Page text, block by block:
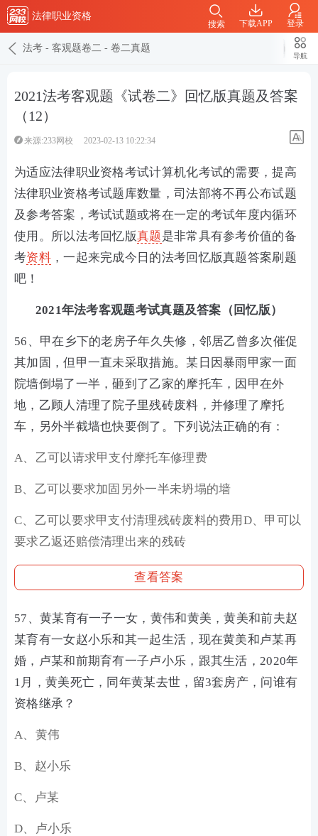
法律职业资格
下载APP 登录
搜索
法考 - 客观题卷二 - 卷二真题
导航
2021法考客观题《试卷二》回忆版真题及答案
（12）
来源:233网校 2023-02-13 10:22:34
为适应法律职业资格考试计算机化考试的需要，提高
法律职业资格考试题库数量，司法部将不再公布试题
及参考答案，考试试题或将在一定的考试年度内循环
使用。所以法考回忆版真题是非常具有参考价值的备
考资料，一起来完成今日的法考回忆版真题答案刷题
吧！
2021年法考客观题考试真题及答案（回忆版）
56、甲在乡下的老房子年久失修，邻居乙曾多次催促
其加固，但甲一直未采取措施。某日因暴雨甲家一面
院墙倒塌了一半，砸到了乙家的摩托车，因甲在外
地，乙顾人清理了院子里残砖废料，并修理了摩托
车，另外半截墙也快要倒了。下列说法正确的有：
A、乙可以请求甲支付摩托车修理费
B、乙可以要求加固另外一半未坍塌的墙
C、乙可以要求甲支付清理残砖废料的费用D、甲可以
要求乙返还赔偿清理出来的残砖
查看答案
57、黄某育有一子一女，黄伟和黄美，黄美和前夫赵
某育有一女赵小乐和其一起生活，现在黄美和卢某再
婚，卢某和前期育有一子卢小乐，跟其生活，2020年
1月，黄美死亡，同年黄某去世，留3套房产，问谁有
资格继承？
A、黄伟
B、赵小乐
C、卢某
D、卢小乐